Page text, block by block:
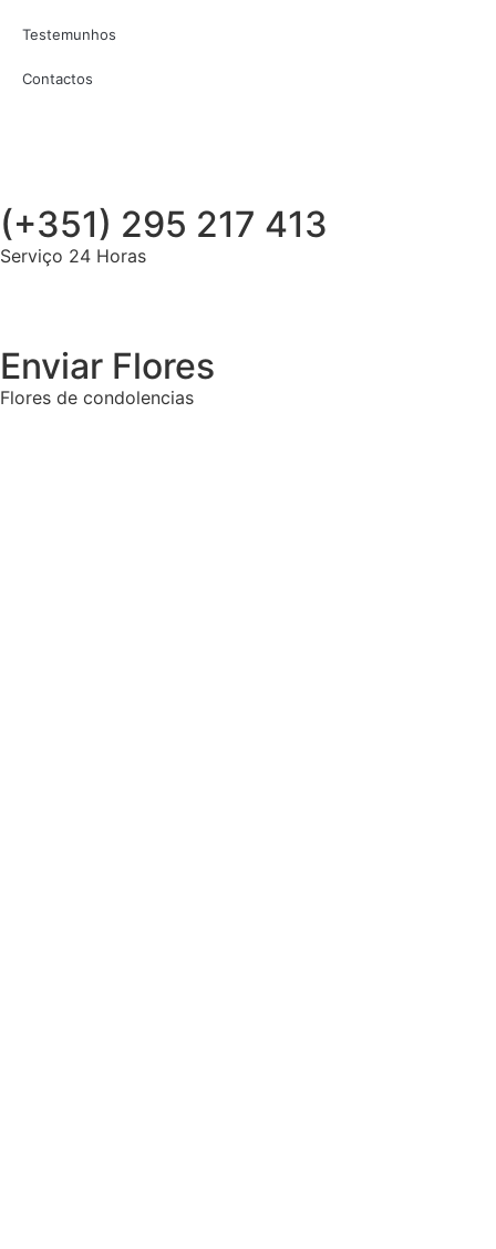
Testemunhos
Contactos
(+351) 295 217 413
Serviço 24 Horas
Enviar Flores
Flores de condolencias